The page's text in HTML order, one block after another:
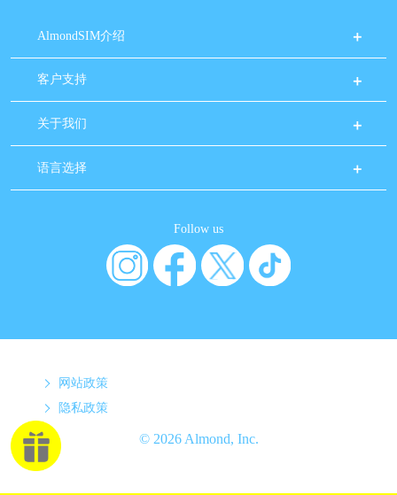
AlmondSIM介绍
客户支持
关于我们
语言选择
Follow us
网站政策
隐私政策
© 2026 Almond, Inc.